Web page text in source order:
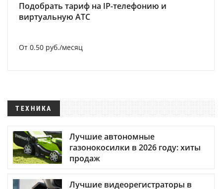
Подобрать тариф на IP-телефонию и
виртуальную АТС
От 0.50 руб./месяц
ТЕХНИКА
Лучшие автономные
газонокосилки в 2026 году: хиты
продаж
Лучшие видеорегистраторы в